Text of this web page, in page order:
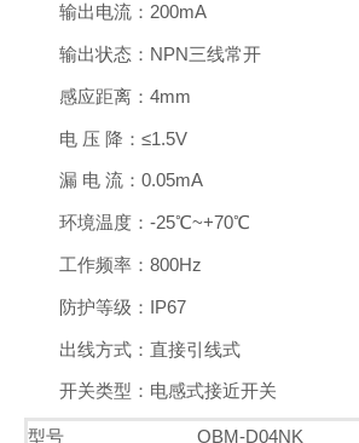
输出电流： 200mA
输出状态： NPN三线常开
感应距离：4mm
电 压 降：≤1.5V
漏 电 流：0.05mA
环境温度：-25℃~+70℃
工作频率：800Hz
防护等级： IP67
出线方式：直接引线式
开关类型： 电感式接近开关
型号
OBM-D04NK